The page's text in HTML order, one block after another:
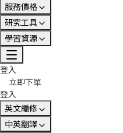
服務價格
研究工具
學習資源
登入
立即下單
登入
英文編修
中英翻譯